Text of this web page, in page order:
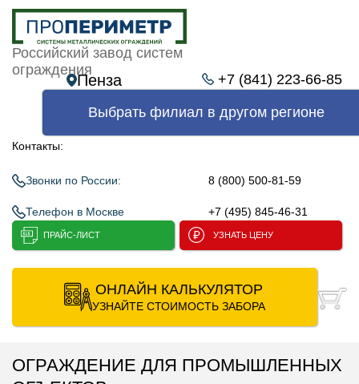
Российский завод систем
ограждения
Пенза +7 (841) 223-66-85
Выбрать филиал в другом регионе
Контакты:
Звонки по России: 8 (800) 500-81-59
Телефон в Москве +7 (495) 845-46-31
ПРАЙС-ЛИСТ УЗНАТЬ ЦЕНУ
ОНЛАЙН КАЛЬКУЛЯТОР
УЗНАЙТЕ СТОИМОСТЬ ЗАБОРА
ОГРАЖДЕНИЕ ДЛЯ ПРОМЫШЛЕННЫХ